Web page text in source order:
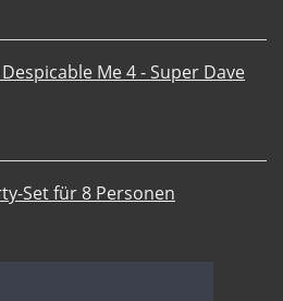
Me 4 - Super Dave
Set für 8 Personen